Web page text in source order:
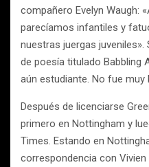
compañero Evelyn Waugh:
parecíamos infantiles y
nuestras juergas
de poesía titulado Babbling
aún estudiante. No fue
Después de licenciarse
primero en Nottingham y
Times. Estando en
correspondencia con